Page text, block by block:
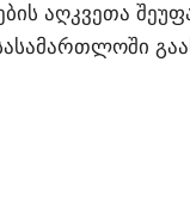
აღკვეთა